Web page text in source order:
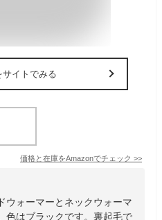
サイトでみる
価格と在庫をAmazonでチェック >>
ウォーマーとネックウォーマ
色はブラックです。裏起毛で